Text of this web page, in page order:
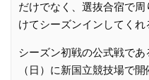
だけでなく、選抜合宿で
けてシーズンインしてくれ
シーズン初戦の公式戦で
（日）に新国立競技場で